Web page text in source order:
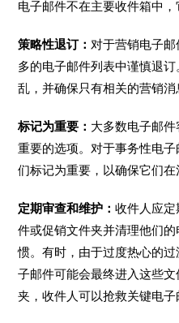
电子邮件不在主要收件箱中，
策略性退订： 对于营销电子
多的电子邮件列表中谨慎退
乱，并确保只有相关的营销消
标记为重要： 大多数电子邮
重要的选项。对于事务性电
们标记为重要，以确保它们在
定期审查和维护：收件人应
件或促销文件夹并清理他们
惯。有时，由于过度热心的
子邮件可能会最终进入这些
夹，收件人可以抢救关键电子